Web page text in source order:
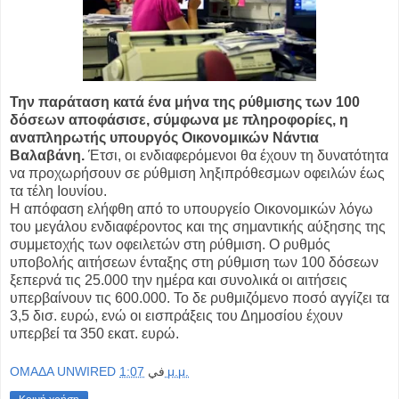
Την παράταση κατά ένα μήνα της ρύθμισης των 100
δόσεων αποφάσισε, σύμφωνα με πληροφορίες, η
αναπληρωτής υπουργός Οικονομικών Νάντια
Βαλαβάνη. Έτσι, οι ενδιαφερόμενοι θα έχουν τη δυνατότητα
να προχωρήσουν σε ρύθμιση ληξιπρόθεσμων οφειλών έως
τα τέλη Ιουνίου.
Η απόφαση ελήφθη από το υπουργείο Οικονομικών λόγω
του μεγάλου ενδιαφέροντος και της σημαντικής αύξησης της
συμμετοχής των οφειλετών στη ρύθμιση. Ο ρυθμός
υποβολής αιτήσεων ένταξης στη ρύθμιση των 100 δόσεων
ξεπερνά τις 25.000 την ημέρα και συνολικά οι αιτήσεις
υπερβαίνουν τις 600.000. Το δε ρυθμιζόμενο ποσό αγγίζει τα
3,5 δισ. ευρώ, ενώ οι εισπράξεις του Δημοσίου έχουν
υπερβεί τα 350 εκατ. ευρώ.
OMAΔΑ UNWIRED في 1:07 μ.μ.